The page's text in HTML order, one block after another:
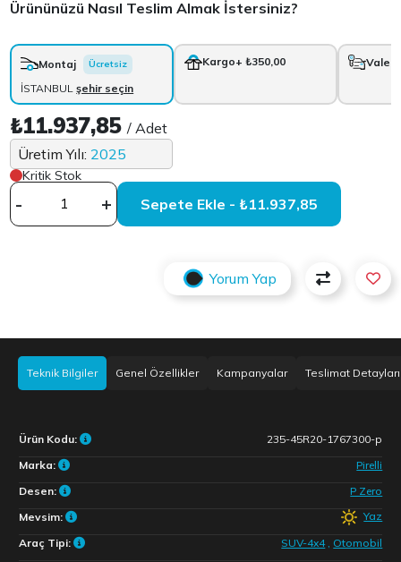
Ürününüzü Nasıl Teslim Almak İstersiniz?
Montaj Ücretsiz
İSTANBULşehir seçin
Kargo+ ₺350,00 Vale
₺11.937,85/ Adet
Üretim Yılı: 2025
Kritik Stok
- + Sepete Ekle - ₺11.937,85
Yorum Yap
Teknik Bilgiler Genel Özellikler Kampanyalar Teslimat Detayları
Ürün Kodu:
235-45R20-1767300-p
Marka:
Pirelli
Desen:
P Zero
Mevsim:
Yaz
Araç Tipi:
SUV-4x4 , Otomobil